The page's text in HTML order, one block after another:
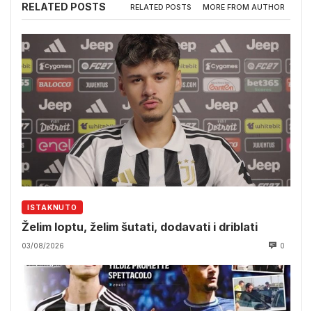
RELATED POSTS RELATED POSTS MORE FROM AUTHOR
ISTAKNUTO
Želim loptu, želim šutati, dodavati i driblati
03/08/2026 0